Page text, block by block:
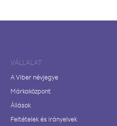
VÁLLALAT
A Viber névjegye
Márkaközpont
Állások
Feltételek és irányelvek